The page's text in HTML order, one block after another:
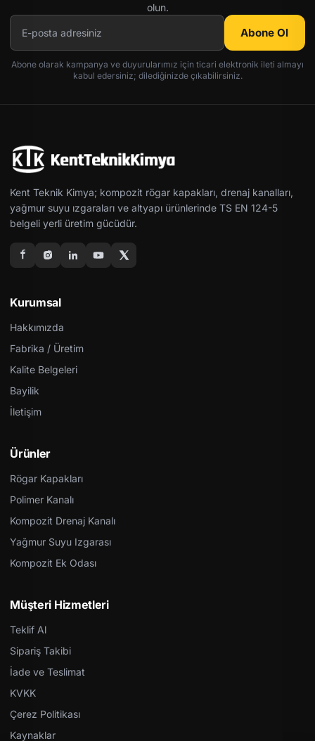
olun.
Abone Ol
Abone olarak kampanya ve duyurularımız için ticari elektronik ileti almayı
kabul edersiniz; dilediğinizde çıkabilirsiniz.
Kent Teknik Kimya; kompozit rögar kapakları, drenaj kanalları,
yağmur suyu ızgaraları ve altyapı ürünlerinde TS EN 124-5
belgeli yerli üretim gücüdür.
Kurumsal
Hakkımızda
Fabrika / Üretim
Kalite Belgeleri
Bayilik
İletişim
Ürünler
Rögar Kapakları
Polimer Kanalı
Kompozit Drenaj Kanalı
Yağmur Suyu Izgarası
Kompozit Ek Odası
Müşteri Hizmetleri
Teklif Al
Sipariş Takibi
İade ve Teslimat
KVKK
Çerez Politikası
Kaynaklar